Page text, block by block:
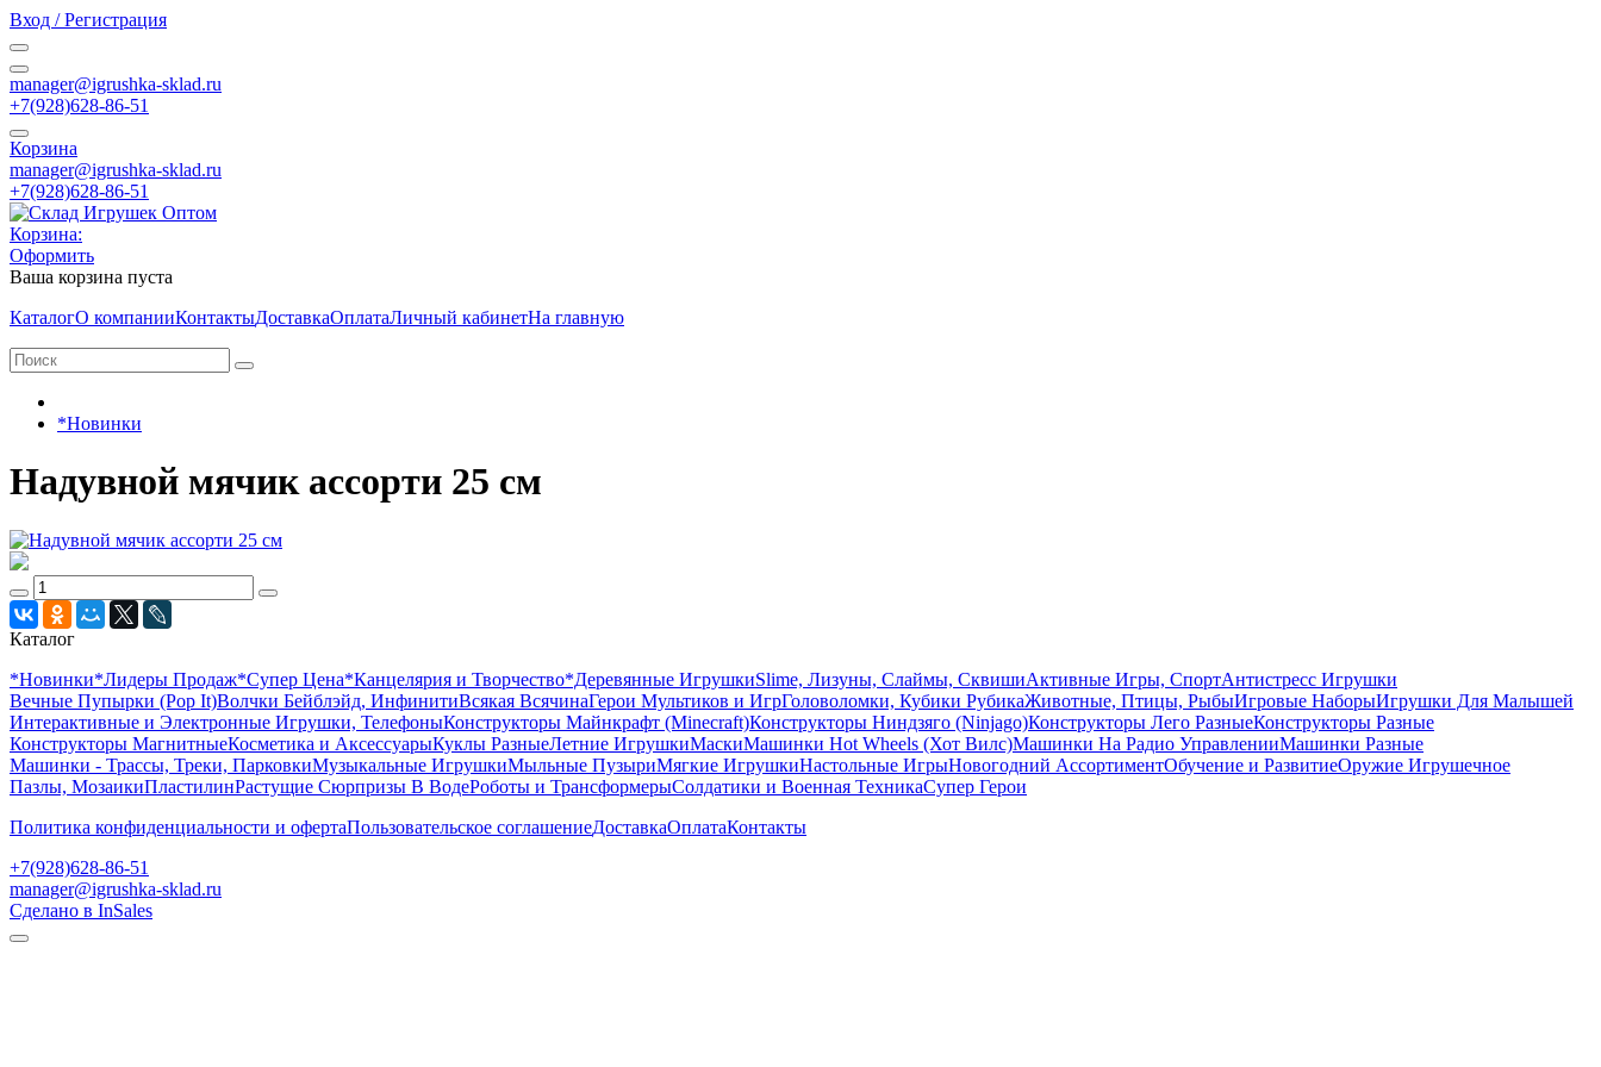
Вход / Регистрация
manager@igrushka-sklad.ru
+7(928)628-86-51
Корзина
manager@igrushka-sklad.ru
+7(928)628-86-51
Корзина:
Оформить
Ваша корзина пуста
КаталогО компанииКонтактыДоставкаОплатаЛичный кабинетНа главную
*Новинки
Надувной мячик ассорти 25 см
Каталог
*Новинки*Лидеры Продаж*Супер Цена*Канцелярия и Творчество*Деревянные ИгрушкиSlime, Лизуны, Слаймы, СквишиАктивные Игры, СпортАнтистресс Игрушки
Вечные Пупырки (Pop It)Волчки Бейблэйд, ИнфинитиВсякая ВсячинаГерои Мультиков и ИгрГоловоломки, Кубики РубикаЖивотные, Птицы, РыбыИгровые НаборыИгрушки Для Малышей
Интерактивные и Электронные Игрушки, ТелефоныКонструкторы Майнкрафт (Minecraft)Конструкторы Ниндзяго (Ninjago)Конструкторы Лего РазныеКонструкторы Разные
Конструкторы МагнитныеКосметика и АксессуарыКуклы РазныеЛетние ИгрушкиМаскиМашинки Hot Wheels (Хот Вилс)Машинки На Радио УправленииМашинки Разные
Машинки - Трассы, Треки, ПарковкиМузыкальные ИгрушкиМыльные ПузыриМягкие ИгрушкиНастольные ИгрыНовогодний АссортиментОбучение и РазвитиеОружие Игрушечное
Пазлы, МозаикиПластилинРастущие Сюрпризы В ВодеРоботы и ТрансформерыСолдатики и Военная ТехникаСупер Герои
Политика конфиденциальности и офертаПользовательское соглашениеДоставкаОплатаКонтакты
+7(928)628-86-51
manager@igrushka-sklad.ru
Сделано в InSales